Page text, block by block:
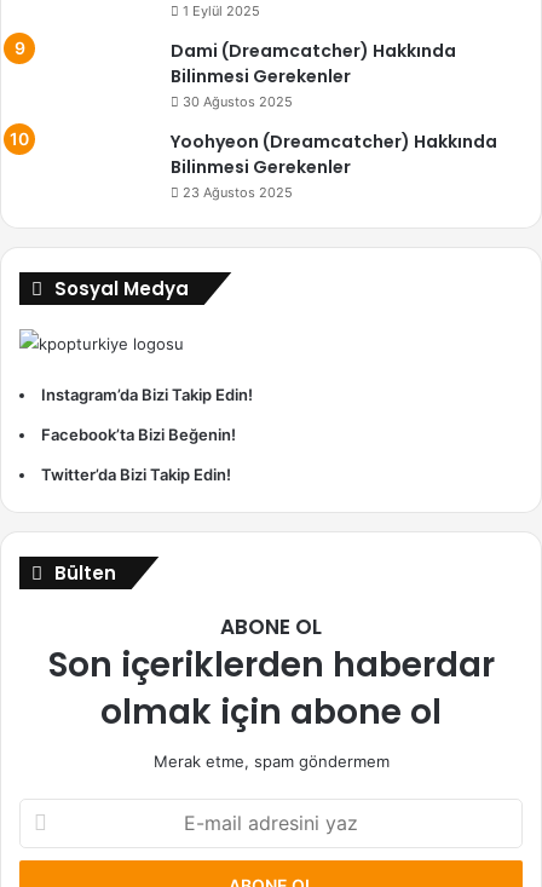
1 Eylül 2025
Dami (Dreamcatcher) Hakkında
Bilinmesi Gerekenler
30 Ağustos 2025
Yoohyeon (Dreamcatcher) Hakkında
Bilinmesi Gerekenler
23 Ağustos 2025
Sosyal Medya
Instagram’da Bizi Takip Edin!
Facebook’ta Bizi Beğenin!
Twitter’da Bizi Takip Edin!
Bülten
ABONE OL
Son içeriklerden haberdar
olmak için abone ol
Merak etme, spam göndermem
mail
adresini